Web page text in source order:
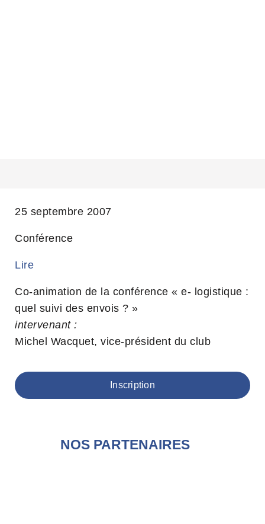
25 septembre 2007
Conférence
Lire
Co-animation de la conférence « e- logistique :
quel suivi des envois ? »
intervenant :
Michel Wacquet, vice-président du club
Inscription
NOS PARTENAIRES